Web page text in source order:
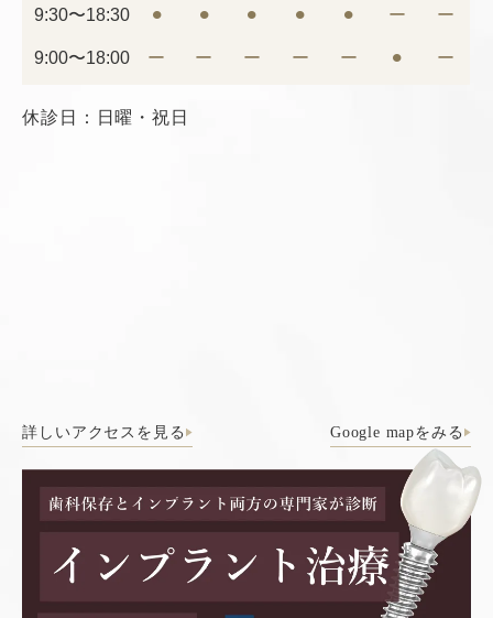
9:30〜18:30 ⚫︎ ⚫︎ ⚫︎ ⚫︎ ⚫︎ ー ー
9:00〜18:00 ー ー ー ー ー ⚫︎ ー
休診日：日曜・祝日
詳しいアクセスを見る Google mapをみる